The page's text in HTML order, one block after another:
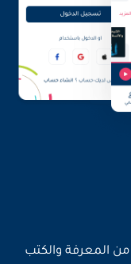
المعرفة والكتب